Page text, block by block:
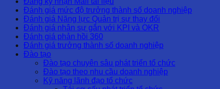
Đánh giá mức độ trưởng thành số doanh nghiệp
Đánh giá Năng lực Quản trị sự thay đổi
Đánh giá nhân sự gắn với KPI và OKR
Đánh giá phản hồi 360
Đánh giá trưởng thành số doanh nghiệp
Đào tạo
Đào tạo chuyên sâu phát triển tổ chức
Đào tạo theo nhu cầu doanh nghiệp
Kỹ năng lãnh đạo tổ chức